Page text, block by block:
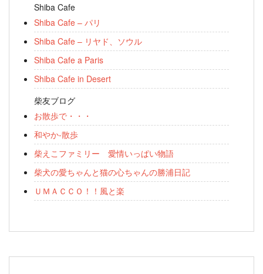
Shiba Cafe
Shiba Cafe – パリ
Shiba Cafe – リヤド、ソウル
Shiba Cafe a Paris
Shiba Cafe in Desert
柴友ブログ
お散歩で・・・
和やか-散歩
柴えこファミリー 愛情いっぱい物語
柴犬の愛ちゃんと猫の心ちゃんの勝浦日記
ＵＭＡＣＣＯ！！風と楽